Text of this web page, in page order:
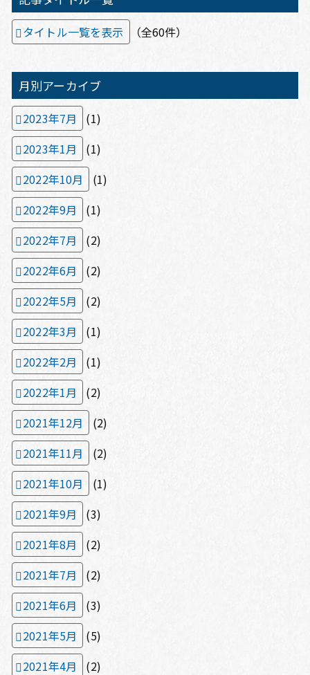
タイトル一覧を表示 （全60件）
月別アーカイブ
2023年7月
(1)
2023年1月
(1)
2022年10月
(1)
2022年9月
(1)
2022年7月
(2)
2022年6月
(2)
2022年5月
(2)
2022年3月
(1)
2022年2月
(1)
2022年1月
(2)
2021年12月
(2)
2021年11月
(2)
2021年10月
(1)
2021年9月
(3)
2021年8月
(2)
2021年7月
(2)
2021年6月
(3)
2021年5月
(5)
2021年4月
(2)